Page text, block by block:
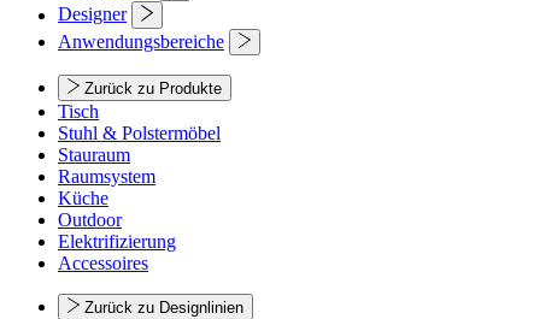
Designer
Anwendungsbereiche
Zurück zu Produkte
Tisch
Stuhl & Polstermöbel
Stauraum
Raumsystem
Küche
Outdoor
Elektrifizierung
Accessoires
Zurück zu Designlinien